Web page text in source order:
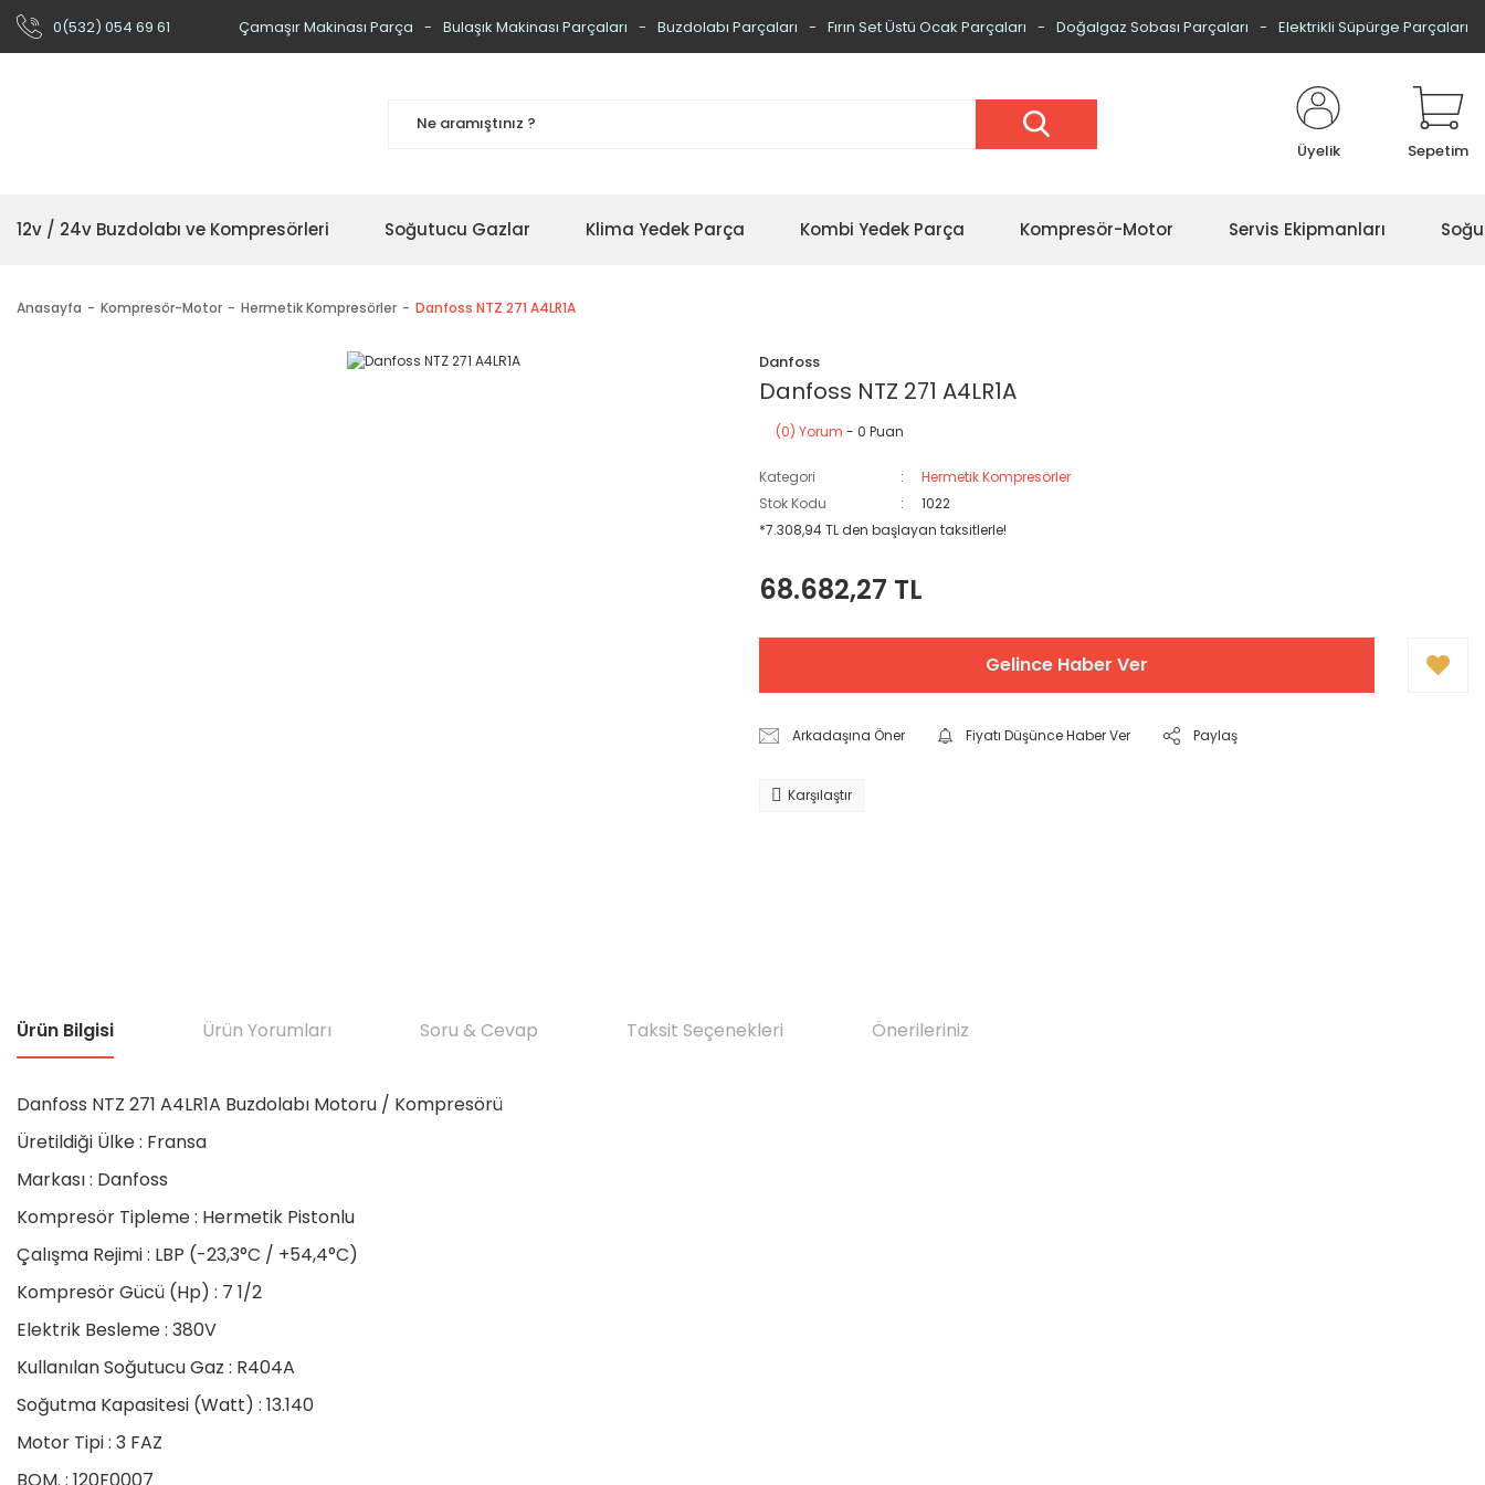
0(532) 054 69 61 Çamaşır Makinası Parça Bulaşık Makinası Parçaları Buzdolabı Parçaları Fırın Set Üstü Ocak Parçaları Doğalgaz Sobası Parçaları Elektrikli Süpürge Parçaları
Üyelik Sepetim
12v / 24v Buzdolabı ve Kompresörleri Soğutucu Gazlar Klima Yedek Parça Kombi Yedek Parça Kompresör-Motor Servis Ekipmanları
Anasayfa Kompresör-Motor Hermetik Kompresörler Danfoss NTZ 271 A4LR1A
Danfoss
Danfoss NTZ 271 A4LR1A
(0) Yorum - 0 Puan
Kategori
Hermetik Kompresörler
Stok Kodu
1022
*7.308,94 TL den başlayan taksitlerle!
68.682,27 TL
Gelince Haber Ver
Arkadaşına Öner Fiyatı Düşünce Haber Ver Paylaş
Karşılaştır
Ürün Bilgisi Ürün Yorumları Soru & Cevap Taksit Seçenekleri Önerileriniz
Danfoss NTZ 271 A4LR1A Buzdolabı Motoru / Kompresörü
Üretildiği Ülke : Fransa
Markası : Danfoss
Kompresör Tipleme : Hermetik Pistonlu
Çalışma Rejimi : LBP (-23,3°C / +54,4°C)
Kompresör Gücü (Hp) : 7 1/2
Elektrik Besleme : 380V
Kullanılan Soğutucu Gaz : R404A
Soğutma Kapasitesi (Watt) : 13.140
Motor Tipi : 3 FAZ